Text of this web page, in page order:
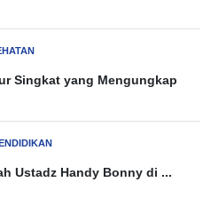
Singkat yang Mengungkap
Ustadz Handy Bonny di ...